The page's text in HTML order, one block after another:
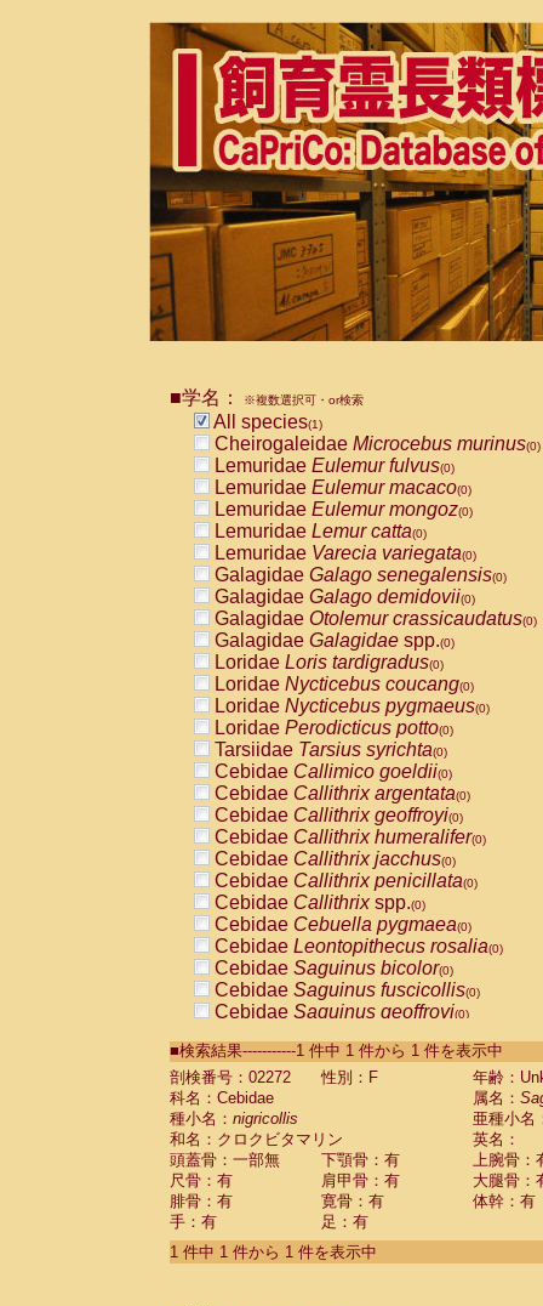
■学名： ※複数選択可・or検索
All species(1)
Cheirogaleidae Microcebus murinus(0)
Lemuridae Eulemur fulvus(0)
Lemuridae Eulemur macaco(0)
Lemuridae Eulemur mongoz(0)
Lemuridae Lemur catta(0)
Lemuridae Varecia variegata(0)
Galagidae Galago senegalensis(0)
Galagidae Galago demidovii(0)
Galagidae Otolemur crassicaudatus(0)
Galagidae Galagidae spp.(0)
Loridae Loris tardigradus(0)
Loridae Nycticebus coucang(0)
Loridae Nycticebus pygmaeus(0)
Loridae Perodicticus potto(0)
Tarsiidae Tarsius syrichta(0)
Cebidae Callimico goeldii(0)
Cebidae Callithrix argentata(0)
Cebidae Callithrix geoffroyi(0)
Cebidae Callithrix humeralifer(0)
Cebidae Callithrix jacchus(0)
Cebidae Callithrix penicillata(0)
Cebidae Callithrixspp.(0)
Cebidae Cebuella pygmaea(0)
Cebidae Leontopithecus rosalia(0)
Cebidae Saguinus bicolor(0)
Cebidae Saguinus fuscicollis(0)
Cebidae Saguinus geoffroyi(0)
CebidaeSaguinus labiatus(0)
Cebidae Saguinus leucopus (0)
Cebidae
CebidaeSaguinus mystax
CebidaeSaguinus nigricollis (1)
Cebidae Saguinus oedipus
Cebidae Saguinus weddelli
Cebidae Saguinusspp.
Cebidae Aotus trivirgatus
Cebidae Cebus albifrons
■検索結果-----------1 件中 1 件から 1 件を表示中
剖検番号：02272
性別：F
年齢：
科名：Cebidae
属名：
種小名： nigricollis
亜種小名
和名：クロクビタマリン
英名：
頭蓋骨：一部無
下顎骨：有
上腕骨：
尺骨：有
肩甲骨：有
大腿骨：
腓骨：有
寛骨：有
体幹：有
手：有
足：有
1 件中 1 件から 1 件を表示中